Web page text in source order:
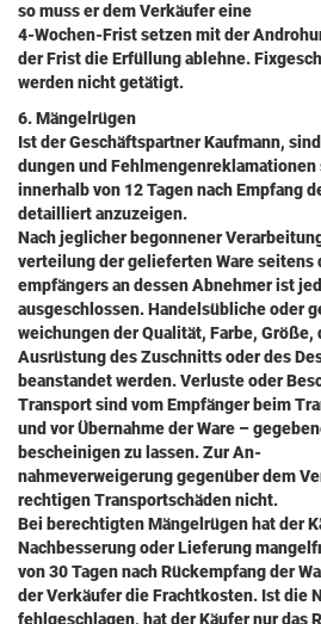
so muss er dem Verkäufer eine
4-Wochen-Frist setzen mit der
der Frist die Erfüllung ablehne.
werden nicht getätigt.
6. Mängelrügen
Ist der Geschäftspartner Kaufmann,
dungen und Fehlmengenreklamationen
innerhalb von 12 Tagen nach Empfang
detailliert anzuzeigen.
Nach jeglicher begonnener
verteilung der gelieferten Ware seitens
empfängers an dessen Abnehmer ist
ausgeschlossen. Handelsübliche oder
weichungen der Qualität, Farbe, Größe,
Ausrüstung des Zuschnitts oder des
beanstandet werden. Verluste oder
Transport sind vom Empfänger beim
und vor Übernahme der Ware –
bescheinigen zu lassen. Zur An-
nahmeverweigerung gegenüber dem
rechtigen Transportschäden nicht.
Bei berechtigten Mängelrügen hat der
Nachbesserung oder Lieferung
von 30 Tagen nach Rückempfang der
der Verkäufer die Frachtkosten. Ist die
fehlgeschlagen, hat der Käufer nur das